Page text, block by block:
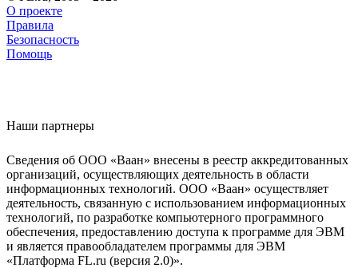
О проекте
Правила
Безопасность
Помощь
Наши партнеры
Сведения об ООО «Ваан» внесены в реестр аккредитованных
организаций, осуществляющих деятельность в области
информационных технологий. ООО «Ваан» осуществляет
деятельность, связанную с использованием информационных
технологий, по разработке компьютерного программного
обеспечения, предоставлению доступа к программе для ЭВМ
и является правообладателем программы для ЭВМ
«Платформа FL.ru (версия 2.0)».